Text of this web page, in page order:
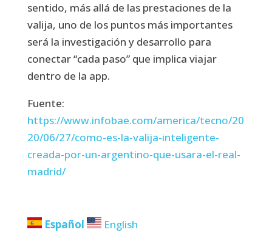
sentido, más allá de las prestaciones de la
valija, uno de los puntos más importantes
será la investigación y desarrollo para
conectar “cada paso” que implica viajar
dentro de la app.
Fuente:
https://www.infobae.com/america/tecno/20
20/06/27/como-es-la-valija-inteligente-
creada-por-un-argentino-que-usara-el-real-
madrid/
Español English